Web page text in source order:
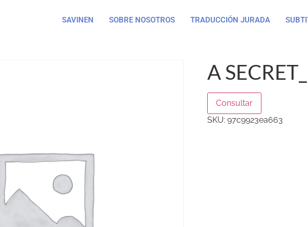
SAVINEN SOBRE NOSOTROS TRADUCCIÓN JURADA
A
Consultar
SKU: 97c9923ea663